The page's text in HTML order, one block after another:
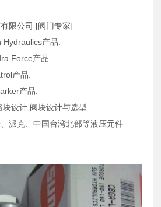
限公司 [阀门专家]
产品.
Force产品.
产品.
产品.
设计,阀块设计与选型
派克、中国台湾北部等液压元件